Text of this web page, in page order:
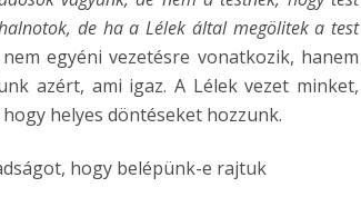
de ha a Lélek által megölitek a test
egyéni vezetésre vonatkozik, hanem
azért, ami igaz. A Lélek vezet minket,
helyes döntéseket hozzunk.
hogy belépünk-e rajtuk